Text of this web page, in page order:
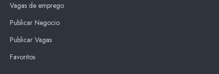
Vagas de emprego
Publicar Negocio
Publicar Vagas
Favoritos